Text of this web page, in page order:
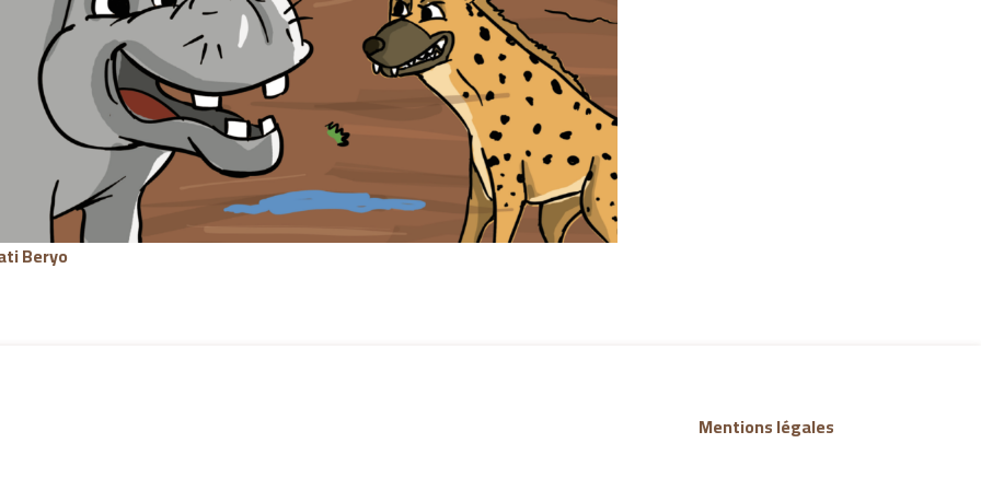
Beryo
Mentions légales